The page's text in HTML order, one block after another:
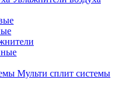
Мульти сплит системы